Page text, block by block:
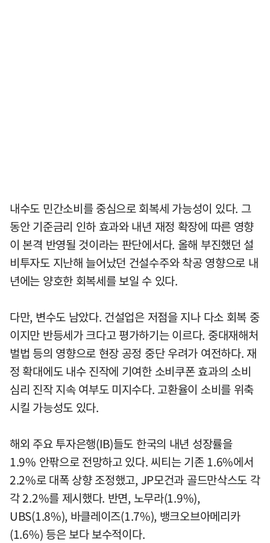
내수도 민간소비를 중심으로 회복세 가능성이 있다. 그
동안 기준금리 인하 효과와 내년 재정 확장에 따른 영향
이 본격 반영될 것이라는 판단에서다. 올해 부진했던 설
비투자도 지난해 늘어났던 건설수주와 착공 영향으로 내
년에는 양호한 회복세를 보일 수 있다.
다만, 변수도 남았다. 건설업은 저점을 지나 다소 회복 중
이지만 반등세가 크다고 평가하기는 이르다. 중대재해처
벌법 등의 영향으로 현장 공정 중단 우려가 여전하다. 재
정 확대에도 내수 진작에 기여한 소비쿠폰 효과의 소비
심리 진작 지속 여부도 미지수다. 고환율이 소비를 위축
시킬 가능성도 있다.
해외 주요 투자은행(IB)들도 한국의 내년 성장률을
1.9% 안팎으로 전망하고 있다. 씨티는 기존 1.6%에서
2.2%로 대폭 상향 조정했고, JP모건과 골드만삭스도 각
각 2.2%를 제시했다. 반면, 노무라(1.9%),
UBS(1.8%), 바클레이즈(1.7%), 뱅크오브아메리카
(1.6%) 등은 보다 보수적이다.